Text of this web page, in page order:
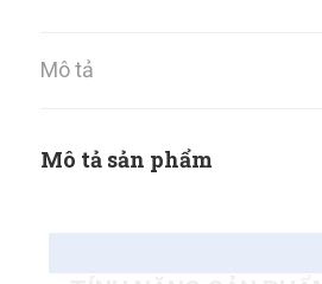
Mô tả
Mô tả sản phẩm